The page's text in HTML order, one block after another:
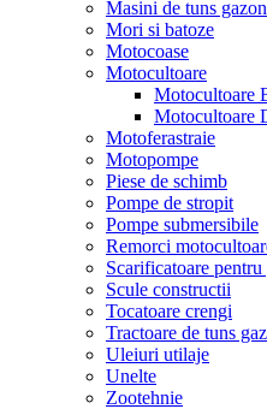
Masini de tuns gazon
Mori si batoze
Motocoase
Motocultoare
Motocultoare
Motocultoare
Motoferastraie
Motopompe
Piese de schimb
Pompe de stropit
Pompe submersibile
Remorci
Scarificatoare pentru
Scule constructii
Tocatoare crengi
Tractoare de tuns
Uleiuri utilaje
Unelte
Zootehnie